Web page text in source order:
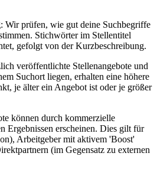
Wir prüfen, wie gut deine Suchbegriffe
Stichwörter im Stellentitel
gefolgt von der Kurzbeschreibung.
veröffentlichte Stellenangebote und
Suchort liegen, erhalten eine höhere
je älter ein Angebot ist oder je größer
können durch kommerzielle
Ergebnissen erscheinen. Dies gilt für
Arbeitgeber mit aktivem 'Boost'
(im Gegensatz zu externen